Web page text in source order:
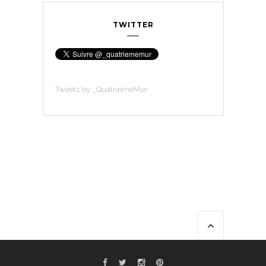
TWITTER
Tweets by _QuatriemeMur